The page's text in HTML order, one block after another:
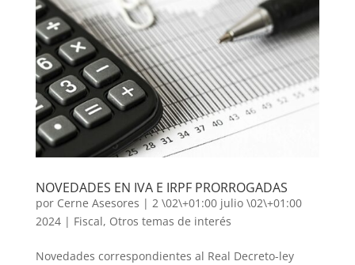
NOVEDADES EN IVA E IRPF PRORROGADAS
por Cerne Asesores | 2 \02\+01:00 julio \02\+01:00
2024| Fiscal, Otros temas de interés
Novedades correspondientes al Real Decreto-ley